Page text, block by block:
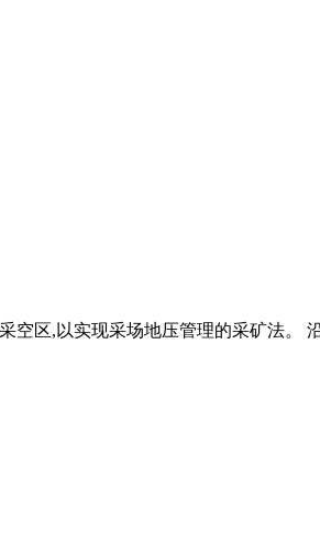
区,以实现采场地压管理的采矿法。